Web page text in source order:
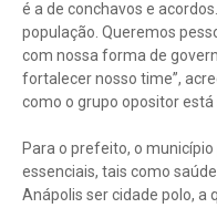
é a de conchavos e
população. Queremos
com nossa forma de
fortalecer nosso time”,
como o grupo opositor está
Para o prefeito, o
essenciais, tais como
Anápolis ser cidade polo, a